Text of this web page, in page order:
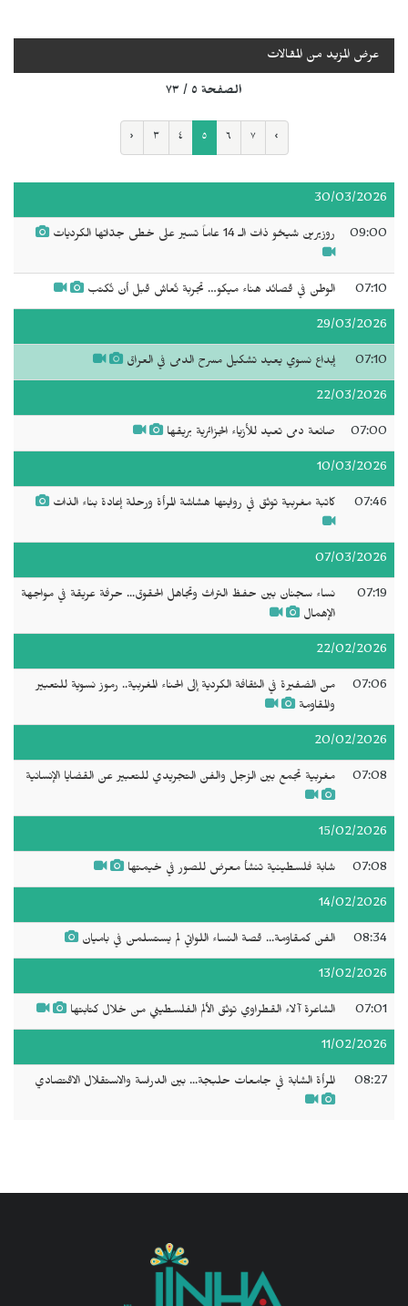
عرض المزيد من المقالات
الصفحة ٥ / ٧٣
‹ ٣ ٤ ٥ ٦ ٧ ›
30/03/2026
09:00 روزيرين شيخو ذات الـ 14 عاماً تسير على خطى جدّاتها الكرديات
07:10 الوطن في قصائد هناء ميكو… تجربة تُعاش قبل أن تُكتب
29/03/2026
07:10 إبداع نسوي يعيد تشكيل مسرح الدمى في العراق
22/03/2026
07:00 صانعة دمى تعيد للأزياء الجزائرية بريقها
10/03/2026
07:46 كاتبة مغربية توثق في روايتها هشاشة المرأة ورحلة إعادة بناء الذات
07/03/2026
07:19
نساء سجنان بين حفظ التراث وتجاهل الحقوق... حرفة عريقة في مواجهة
الإهمال
22/02/2026
07:06
من الضفيرة في الثقافة الكردية إلى الحناء المغربية.. رموز نسوية للتعبير
والمقاومة
20/02/2026
07:08 مغربية تجمع بين الزجل والفن التجريدي للتعبير عن القضايا الإنسانية
15/02/2026
07:08 شابة فلسطينية تنشأ معرض للصور في خيمتها
14/02/2026
08:34 الفن كمقاومة... قصة النساء اللواتي لم يستسلمن في باميان
13/02/2026
07:01 الشاعرة آلاء القطراوي توثق الألم الفلسطيني من خلال كتابتها
11/02/2026
08:27 المرأة الشابة في جامعات حلبجة... بين الدراسة والاستقلال الاقتصادي